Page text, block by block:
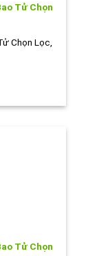
Tử Chọn
Chọn Lọc,
Tử Chọn